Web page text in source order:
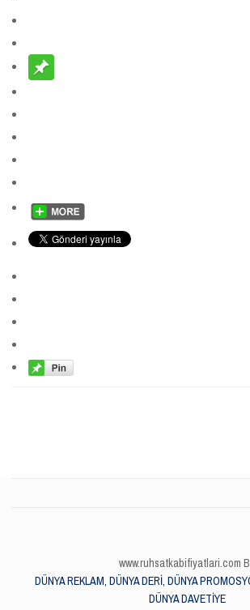
www.ruhsatkabifiyatlari.com
DÜNYA REKLAM, DÜNYA DERİ, DÜNYA
DÜNYA DAVETİYE